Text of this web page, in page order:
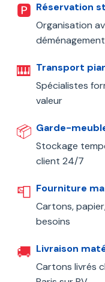
🅿️ Réservation
Organisation
🎹 Transport
Spécialistes
valeur
📦 Garde-
Stockage
client 24/7
📮 Fourniture
Cartons,
besoins
🚚 Livraison
Cartons livrés